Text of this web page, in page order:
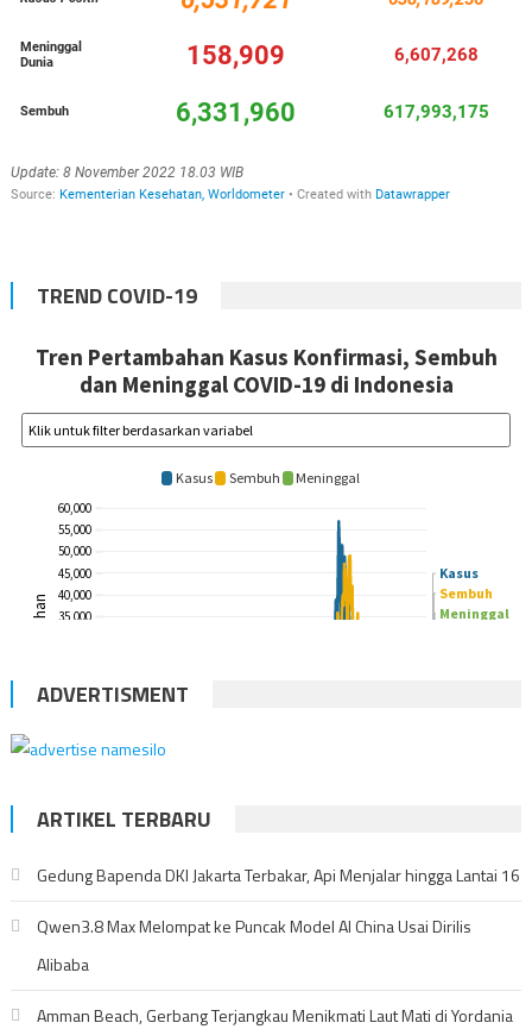
TREND COVID-19
ADVERTISMENT
ARTIKEL TERBARU
Gedung Bapenda DKI Jakarta Terbakar, Api Menjalar hingga Lantai 16
Qwen3.8 Max Melompat ke Puncak Model AI China Usai Dirilis
Alibaba
Amman Beach, Gerbang Terjangkau Menikmati Laut Mati di Yordania